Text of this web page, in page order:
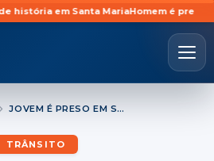
em Santa MariaHomem é preso
JOVEM É PRESO EM SÃO GABRIEL COM DOIS QUILOS DE CRACK AVALIADOS EM R$ 200 MIL
TRÂNSITO